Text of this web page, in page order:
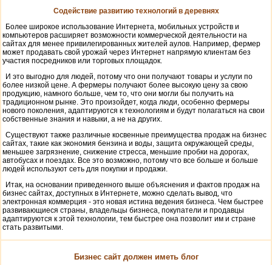
Содействие развитию технологий в деревнях
Более широкое использование Интернета, мобильных устройств и
компьютеров расширяет возможности коммерческой деятельности на
сайтах для менее привилегированных жителей аулов. Например, фермер
может продавать свой урожай через Интернет напрямую клиентам без
участия посредников или торговых площадок.
И это выгодно для людей, потому что они получают товары и услуги по
более низкой цене. А фермеры получают более высокую цену за свою
продукцию, намного больше, чем то, что они могли бы получить на
традиционном рынке. Это произойдет, когда люди, особенно фермеры
нового поколения, адаптируются к технологиям и будут полагаться на свои
собственные знания и навыки, а не на других.
Существуют также различные косвенные преимущества продаж на бизнес
сайтах, такие как экономия бензина и воды, защита окружающей среды,
меньшее загрязнение, снижение стресса, меньшие пробки на дорогах,
автобусах и поездах. Все это возможно, потому что все больше и больше
людей используют сеть для покупки и продажи.
Итак, на основании приведенного выше объяснения и фактов продаж на
бизнес сайтах, доступных в Интернете, можно сделать вывод, что
электронная коммерция - это новая истина ведения бизнеса. Чем быстрее
развивающиеся страны, владельцы бизнеса, покупатели и продавцы
адаптируются к этой технологии, тем быстрее она позволит им и стране
стать развитыми.
Бизнес сайт должен иметь блог